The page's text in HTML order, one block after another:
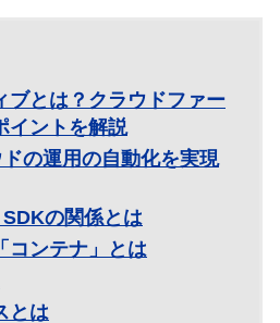
ブとは？クラウドファー
イントを解説
ドの運用の自動化を実現
の関係とは
コンテナ」とは
とは